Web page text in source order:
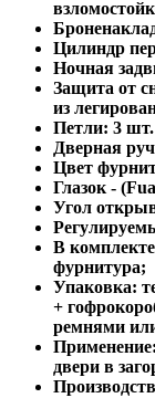
Цилиндр
Ночная
Защита от
из
Петли: 3
Дверная
Цвет
Глазок -
Угол
В
фурнитура;
Упаковка:
+
ремнями
Применение:
двери в